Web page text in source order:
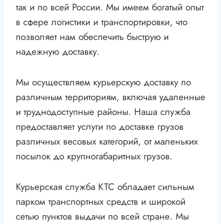
так и по всей России. Мы имеем богатый опыт
в сфере логистики и транспортировки, что
позволяет нам обеспечить быструю и
надежную доставку.
Мы осуществляем курьерскую доставку по
различным территориям, включая удаленные
и труднодоступные районы. Наша служба
предоставляет услуги по доставке грузов
различных весовых категорий, от маленьких
посылок до крупногабаритных грузов.
Курьерская служба КТС обладает сильным
парком транспортных средств и широкой
сетью пунктов выдачи по всей стране. Мы